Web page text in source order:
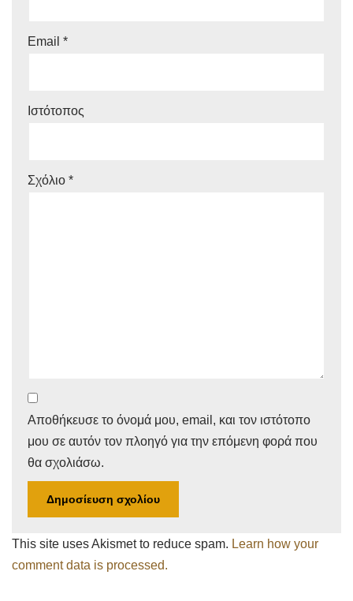
Email *
Ιστότοπος
Σχόλιο *
Αποθήκευσε το όνομά μου, email, και τον ιστότοπο
μου σε αυτόν τον πλοηγό για την επόμενη φορά που
θα σχολιάσω.
This site uses Akismet to reduce spam. Learn how your
comment data is processed.